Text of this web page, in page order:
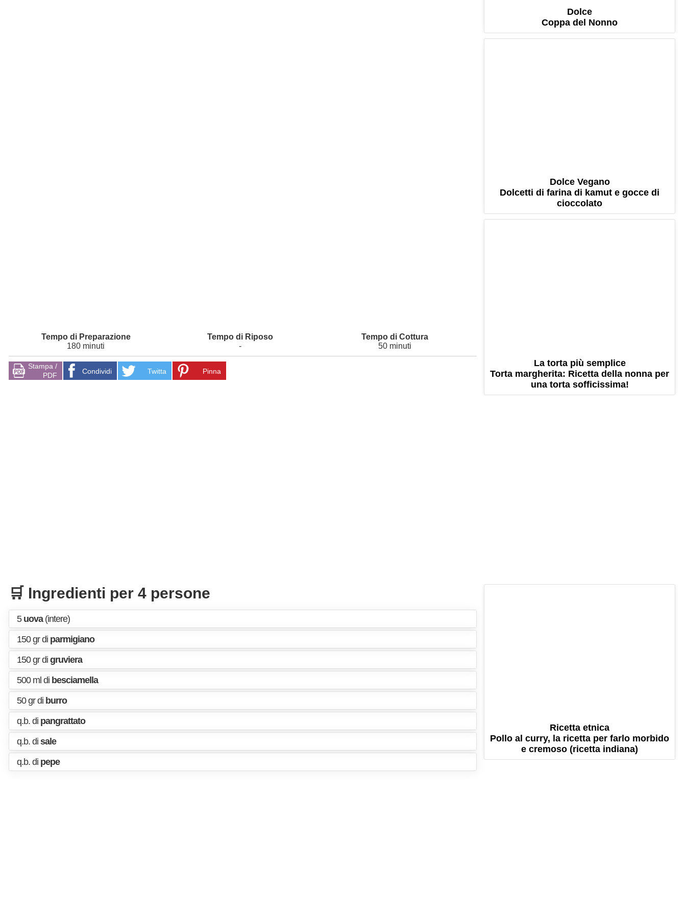
180 minuti - 50 minuti
Stampa /
PDF
Condividi Twitta Pinna
🛒 Ingredienti per 4 persone
5 uova(intere)
150 gr di parmigiano
150 gr di gruviera
500 ml di besciamella
50 gr di burro
q.b. di pangrattato
q.b. di sale
q.b. di pepe
Dolce
Coppa del Nonno
Dolce Vegano
Dolcetti di farina di kamut e gocce di
cioccolato
La torta più semplice
Torta margherita: Ricetta della nonna per
una torta sofficissima!
Ricetta etnica
Pollo al curry, la ricetta per farlo morbido
e cremoso (ricetta indiana)